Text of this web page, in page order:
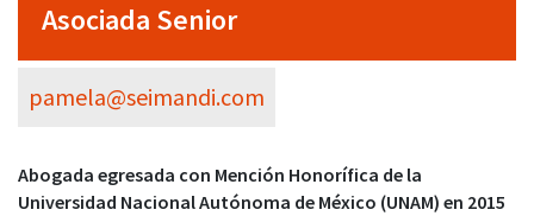
Asociada Senior
pamela@seimandi.com
Abogada egresada con Mención Honorífica de la
Universidad Nacional Autónoma de México (UNAM) en 2015